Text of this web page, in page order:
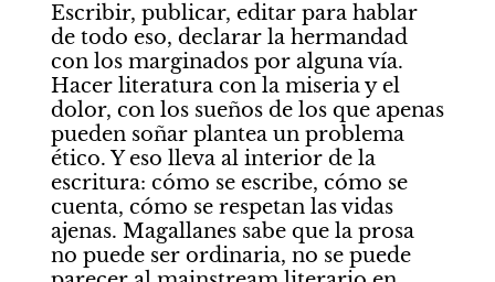
Escribir, publicar, editar para hablar
de todo eso, declarar la hermandad
con los marginados por alguna vía.
Hacer literatura con la miseria y el
dolor, con los sueños de los que apenas
pueden soñar plantea un problema
ético. Y eso lleva al interior de la
escritura: cómo se escribe, cómo se
cuenta, cómo se respetan las vidas
ajenas. Magallanes sabe que la prosa
no puede ser ordinaria, no se puede